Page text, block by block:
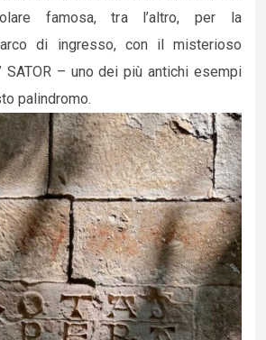
famosa, tra l’altro, per la
di ingresso, con il misterioso
SATOR – uno dei più antichi esempi
palindromo.